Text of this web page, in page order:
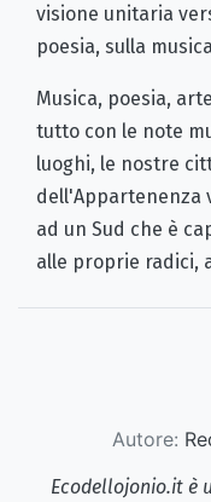
visione unitaria
poesia, sulla
Musica, poesia,
tutto con le note
luoghi, le nostre
dell'Appartenenza
ad un Sud che è
alle proprie radici,
Autore:
Ecodellojonio.it è